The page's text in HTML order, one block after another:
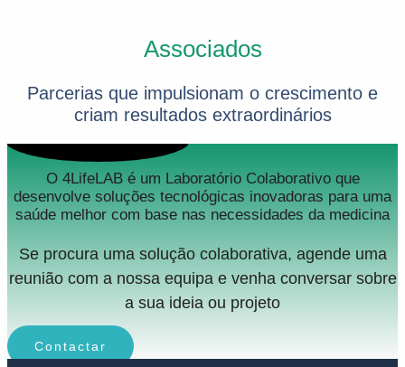
Associados
Parcerias que impulsionam o crescimento e
criam resultados extraordinários
O 4LifeLAB é um Laboratório Colaborativo que
desenvolve soluções tecnológicas inovadoras para uma
saúde melhor com base nas necessidades da medicina
Se procura uma solução colaborativa, agende uma
reunião com a nossa equipa e venha conversar sobre
a sua ideia ou projeto
Contactar